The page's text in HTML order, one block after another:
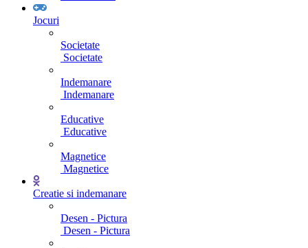
Jocuri
Societate
Societate
Indemanare
Indemanare
Educative
Educative
Magnetice
Magnetice
Creatie si indemanare
Desen - Pictura
Desen - Pictura